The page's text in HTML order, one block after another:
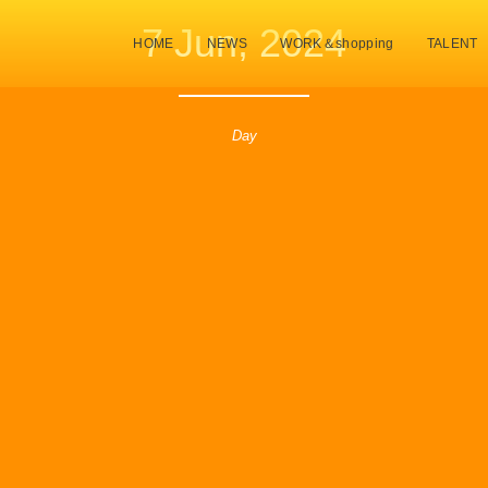
HOME NEWS WORK＆shopping TALENT
7 Jun, 2024
Day